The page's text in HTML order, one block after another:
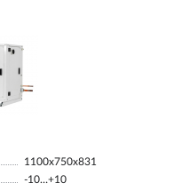
1100х750х831
-10…+10